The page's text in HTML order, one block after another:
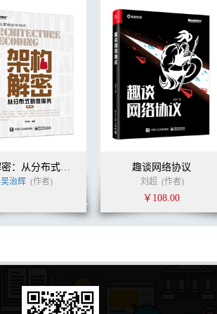
架构解密：从分布式到微服务（第2版）
吴治辉 (作者)
趣谈网络协议
刘超 (作者)
￥108.00